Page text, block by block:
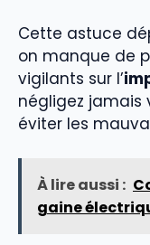
Cette astuce
on manque de
vigilants sur l’
négligez jamais
éviter les
À lire aussi :
gaine